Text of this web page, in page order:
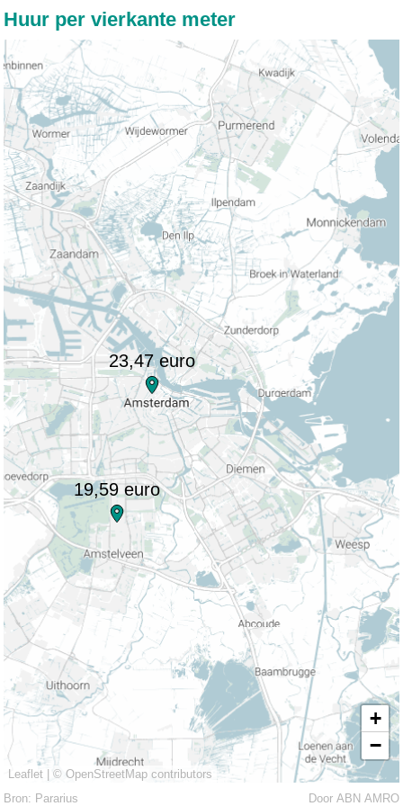
Huur per vierkante meter
Bron: Pararius Door ABN AMRO
19,59 euro
23,47 euro
Leaflet | © OpenStreetMap contributors
+
−